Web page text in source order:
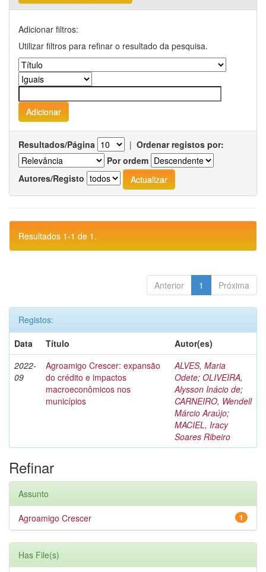
Adicionar filtros:
Utilizar filtros para refinar o resultado da pesquisa.
Resultados/Página | Ordenar registos por:
Por ordem
Autores/Registo
Resultados 1-1 de 1.
Anterior 1 Próxima
Registos:
Data
Título
Autor(es)
2022-
09
Agroamigo Crescer: expansão
do crédito e impactos
macroeconômicos nos
municípios
ALVES, Maria
Odete; OLIVEIRA,
Alysson Inácio de;
CARNEIRO, Wendell
Márcio Araújo;
MACIEL, Iracy
Soares Ribeiro
Refinar
Assunto
1
Agroamigo Crescer
Has File(s)